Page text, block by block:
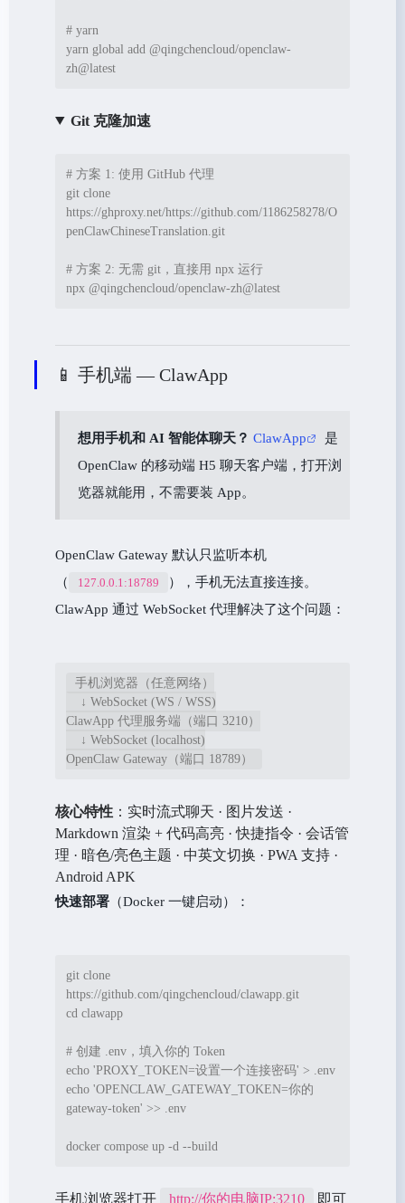
# yarn
yarn global add @qingchencloud/openclaw-
zh@latest
Git 克隆加速
# 方案 1: 使用 GitHub 代理
git clone
https://ghproxy.net/https://github.com/1186258278/O
penClawChineseTranslation.git
# 方案 2: 无需 git，直接用 npx 运行
npx @qingchencloud/openclaw-zh@latest
📱 手机端 — ClawApp
想用手机和 AI 智能体聊天？ ClawApp
是
OpenClaw 的移动端 H5 聊天客户端，打开浏
览器就能用，不需要装 App。
OpenClaw Gateway 默认只监听本机
（
127.0.0.1:18789
），手机无法直接连接。
ClawApp 通过 WebSocket 代理解决了这个问题：
手机浏览器（任意网络）
ClawApp 代理服务端（端口 3210）
核心特性 ：实时流式聊天 · 图片发送 ·
Markdown 渲染 + 代码高亮 · 快捷指令 · 会话管
理 · 暗色/亮色主题 · 中英文切换 · PWA 支持 ·
Android APK
快速部署 （Docker 一键启动）：
git clone
cd clawapp
# 创建 .env，填入你的 Token
echo 'PROXY_TOKEN=设置一个连接密码' >
echo 'OPENCLAW_GATEWAY_TOKEN=你的
gateway-token' >> .env
docker compose up -d --build
手机浏览器打开 http://你的电脑IP:3210 即可